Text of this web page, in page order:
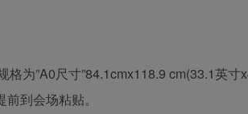
为”A0尺寸”84.1cmx118.9 cm(33.1英寸
到会场粘贴。